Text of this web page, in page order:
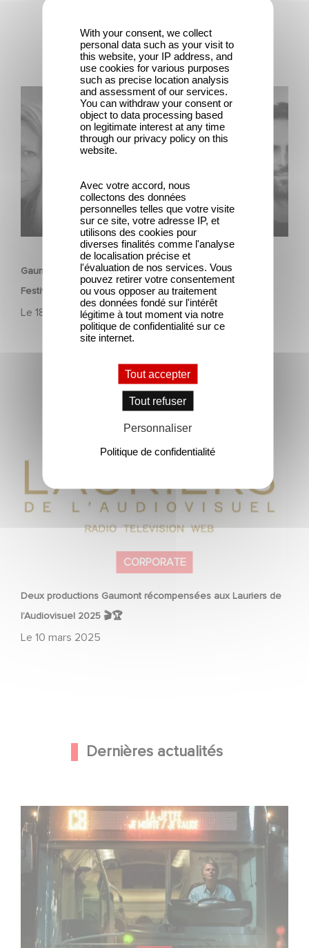
CORPORATE
Gaumont célèbre les talents de demain au Nikon Film
Festival
Le 18 avril 2025
Gaumont célèbre les talents de demain au Nikon Film
Festival
CORPORATE
Deux productions Gaumont récompensées aux Lauriers de
l’Audiovisuel 2025 🎬🏆
Le 10 mars 2025
de l’Audiovisuel 2025 🎬🏆
Dernières actualités
Une date de sortie pour le nouveau film de Franck
Dubosc
With your consent, we collect
personal data such as your visit to
this website, your IP address, and
use cookies for various purposes
such as precise location analysis
and assessment of our services.
You can withdraw your consent or
object to data processing based
on legitimate interest at any time
through our privacy policy on this
website.
Avec votre accord, nous
collectons des données
personnelles telles que votre visite
sur ce site, votre adresse IP, et
utilisons des cookies pour
diverses finalités comme l'analyse
de localisation précise et
l'évaluation de nos services. Vous
pouvez retirer votre consentement
ou vous opposer au traitement
des données fondé sur l'intérêt
légitime à tout moment via notre
politique de confidentialité sur ce
site internet.
Tout accepter
Tout refuser
Personnaliser
Politique de confidentialité